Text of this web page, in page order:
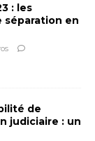
: les
séparation en
de
judiciaire : un